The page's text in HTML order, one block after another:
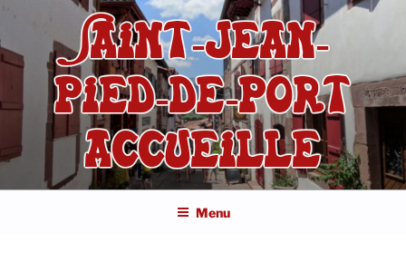
contenu
principal
SAINT-JEAN-
PIED-DE-PORT
ACCUEILLE
Menu